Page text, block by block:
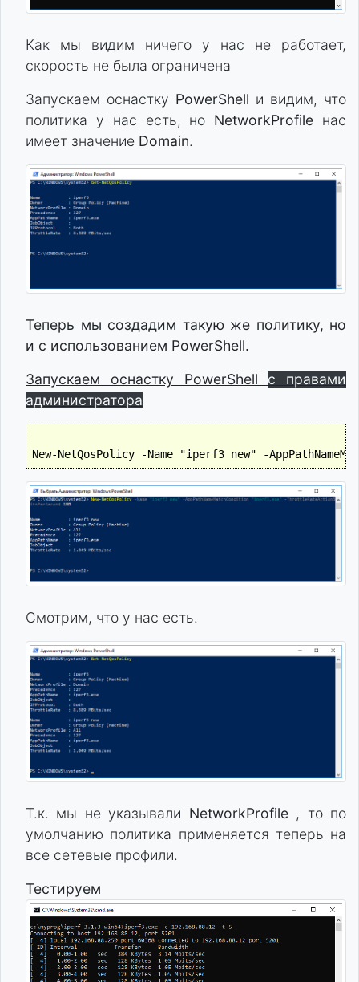
Как мы видим ничего у нас не работает,
скорость не была ограничена
Запускаем оснастку PowerShell и видим, что
политика у нас есть, но NetworkProfile нас
имеет значение Domain.
Теперь мы создадим такую же политику, но
и с использованием PowerShell.
Запускаем оснастку PowerShell с правами
администратора
Смотрим, что у нас есть.
Т.к. мы не указывали NetworkProfile, то по
умолчанию политика применяется теперь на
все сетевые профили.
Тестируем